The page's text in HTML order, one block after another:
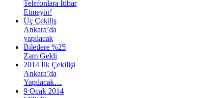
Telefonlara İtibar
Etmeyin!
Üç Çekiliş
Ankara’da
yapılacak
Biletlere %25
Zam Geldi
2014 İlk Çekilişi
Ankara’da
Yapılacak…
9 Ocak 2014